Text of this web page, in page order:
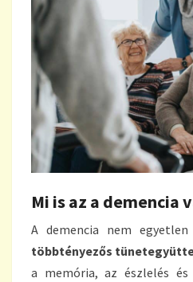
Mi is az a demencia
A demencia nem
többtényezős
a memória, az észlelés